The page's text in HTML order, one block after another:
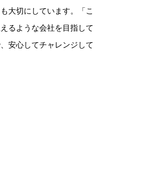
大切にしています。「こ
るような会社を目指して
安心してチャレンジして